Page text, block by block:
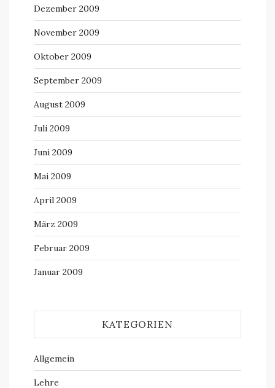
Dezember 2009
November 2009
Oktober 2009
September 2009
August 2009
Juli 2009
Juni 2009
Mai 2009
April 2009
März 2009
Februar 2009
Januar 2009
KATEGORIEN
Allgemein
Lehre